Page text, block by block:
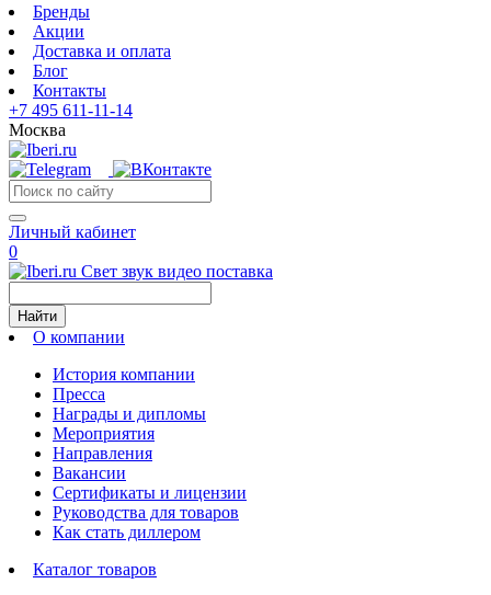
Бренды
Акции
Доставка и оплата
Блог
Контакты
+7 495 611-11-14
Москва
Личный кабинет
0
Свет звук видео поставка
Найти
О компании
История компании
Пресса
Награды и дипломы
Мероприятия
Направления
Вакансии
Сертификаты и лицензии
Руководства для товаров
Как стать диллером
Каталог товаров